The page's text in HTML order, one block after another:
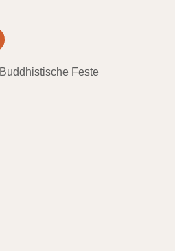
Buddhistische Feste